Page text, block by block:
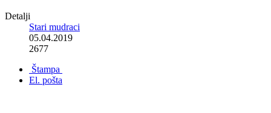
Detalji
Stari mudraci
05.04.2019
2677
Štampa
El. pošta